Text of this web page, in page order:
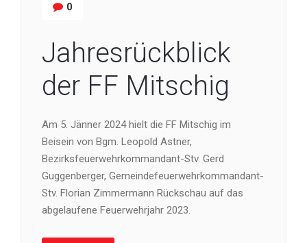
0
Jahresrückblick
der FF Mitschig
Am 5. Jänner 2024 hielt die FF Mitschig im
Beisein von Bgm. Leopold Astner,
Bezirksfeuerwehrkommandant-Stv. Gerd
Guggenberger, Gemeindefeuerwehrkommandant-
Stv. Florian Zimmermann Rückschau auf das
abgelaufene Feuerwehrjahr 2023.